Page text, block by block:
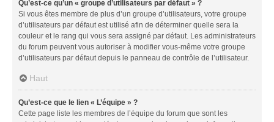
Qu’est-ce qu’un « groupe d’utilisateurs par défaut » ?
Si vous êtes membre de plus d’un groupe d’utilisateurs, votre groupe
d’utilisateurs par défaut est utilisé afin de déterminer quelle sera la
couleur et le rang qui vous sera assigné par défaut. Les administrateurs
du forum peuvent vous autoriser à modifier vous-même votre groupe
d’utilisateurs par défaut depuis le panneau de contrôle de l’utilisateur.
Haut
Qu’est-ce que le lien « L’équipe » ?
Cette page liste les membres de l’équipe du forum que sont les